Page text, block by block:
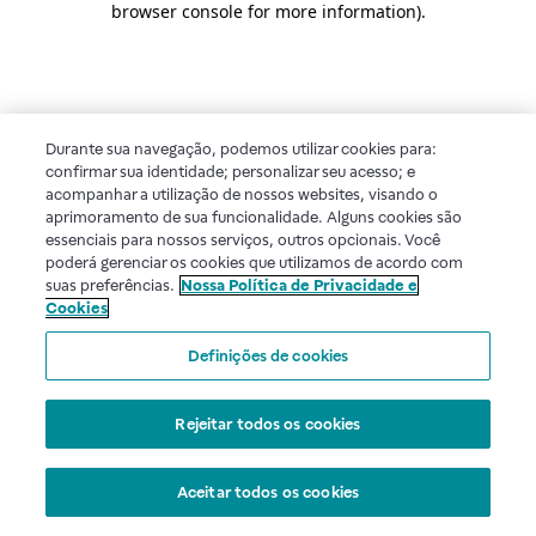
browser console for more information).
Durante sua navegação, podemos utilizar cookies para:
confirmar sua identidade; personalizar seu acesso; e
acompanhar a utilização de nossos websites, visando o
aprimoramento de sua funcionalidade. Alguns cookies são
essenciais para nossos serviços, outros opcionais. Você
poderá gerenciar os cookies que utilizamos de acordo com
suas preferências. Nossa Política de Privacidade e
Cookies
Definições de cookies
Rejeitar todos os cookies
Aceitar todos os cookies